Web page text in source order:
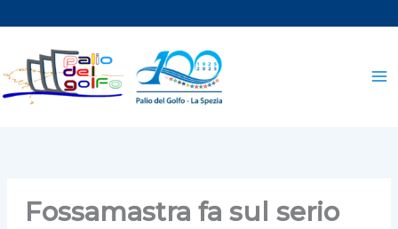
al
contenuto
Fossamastra fa sul serio